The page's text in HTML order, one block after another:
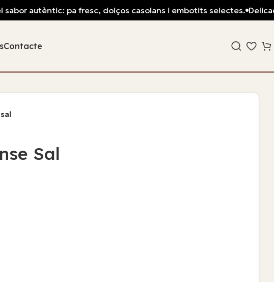
Contacte
Sal
autèntic: pa fresc, dolços casolans i embotits selectes.